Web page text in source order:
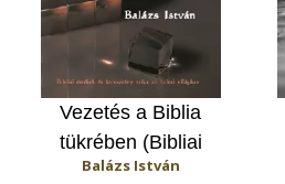
Vezetés a Biblia
tükrében (Bibliai
értékek és keresztény
Balázs István